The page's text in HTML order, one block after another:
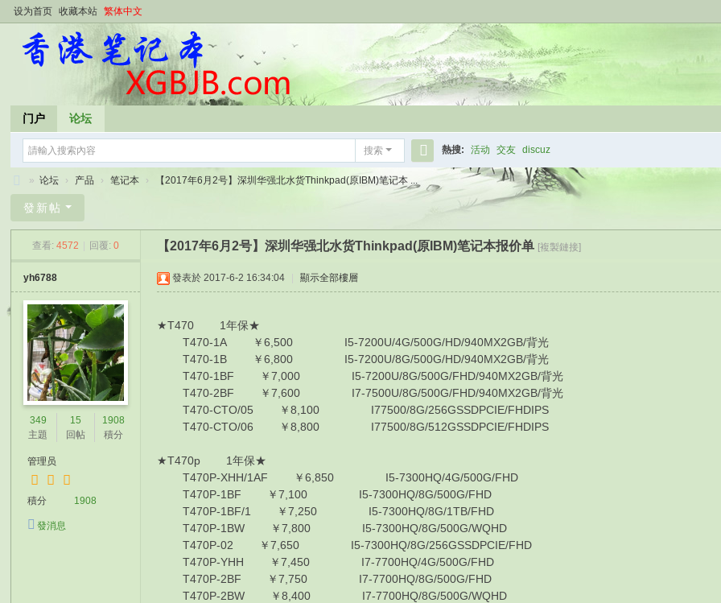
设为首页 收藏本站 繁体中文
门户 论坛
搜索
索
熱搜: 活动 交友 discuz
香
港
记
本
» 论坛 › 产品 › 笔记本 › 【2017年6月2号】深圳华强北水货Thinkpad(原IBM)笔记本 ...
發新帖
查看: 4572 回覆: 0 【2017年6月2号】深圳华强北水货Thinkpad(原IBM)笔记本报价单 [複製鏈接]
yh6788
349
主題
15
回帖
1908
積分
管理员
積分 1908
發消息
發表於 2017-6-2 16:34:04 顯示全部樓層
★T470 1年保★
T470-1A ￥6,500 I5-7200U/4G/500G/HD/940MX2GB/背光
T470-1B ￥6,800 I5-7200U/8G/500G/HD/940MX2GB/背光
T470-1BF ￥7,000 I5-7200U/8G/500G/FHD/940MX2GB/背光
T470-2BF ￥7,600 I7-7500U/8G/500G/FHD/940MX2GB/背光
T470-CTO/05 ￥8,100 I77500/8G/256GSSDPCIE/FHDIPS
T470-CTO/06 ￥8,800 I77500/8G/512GSSDPCIE/FHDIPS
★T470p 1年保★
T470P-XHH/1AF ￥6,850 I5-7300HQ/4G/500G/FHD
T470P-1BF ￥7,100 I5-7300HQ/8G/500G/FHD
T470P-1BF/1 ￥7,250 I5-7300HQ/8G/1TB/FHD
T470P-1BW ￥7,800 I5-7300HQ/8G/500G/WQHD
T470P-02 ￥7,650 I5-7300HQ/8G/256GSSDPCIE/FHD
T470P-YHH ￥7,450 I7-7700HQ/4G/500G/FHD
T470P-2BF ￥7,750 I7-7700HQ/8G/500G/FHD
T470P-2BW ￥8,400 I7-7700HQ/8G/500G/WQHD